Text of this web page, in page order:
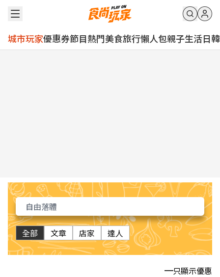
城市玩家優惠券節目熱門美食旅行懶人包親子生活日韓
全部 文章 店家 達人
只顯示優惠